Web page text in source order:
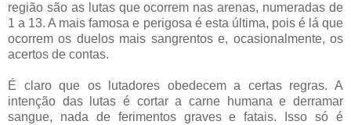
região são as lutas que ocorrem nas arenas, numeradas de
1 a 13. A mais famosa e perigosa é esta última, pois é lá que
ocorrem os duelos mais sangrentos e, ocasionalmente, os
acertos de contas.
É claro que os lutadores obedecem a certas regras. A
intenção das lutas é cortar a carne humana e derramar
sangue, nada de ferimentos graves e fatais. Isso só é